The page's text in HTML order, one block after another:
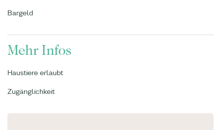
Bargeld
Mehr Infos
Haustiere erlaubt
Zugänglichkeit